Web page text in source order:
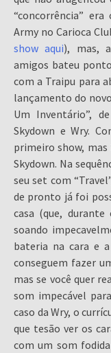
“concorrência”
Army no Carioca
show aqui), mas,
amigos bateu
com a Traipu para
lançamento do
Um Inventário”,
Skydown e Wry.
primeiro show,
Skydown. Na
seu set com
de pronto já foi
casa (que,
soando
bateria na cara e
conseguem fazer
mas se você quer
som impecável
caso da Wry, o
que tesão ver os
com um som